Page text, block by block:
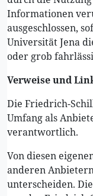
Informationen
ausgeschlossen,
Universität Jena
oder grob
Verweise und
Die Friedrich-
Umfang als
verantwortlich.
Von diesen
anderen
unterscheiden.